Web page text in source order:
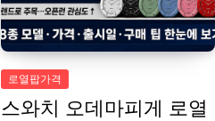
로열팝가격
스와치 오데마피게 로열